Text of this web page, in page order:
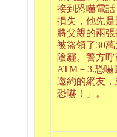
接到恐嚇電
損失，他先
將父親的兩
被盜領了30
陰霾。警方
ATM－3.恐
邀約的網友
恐嚇！」。